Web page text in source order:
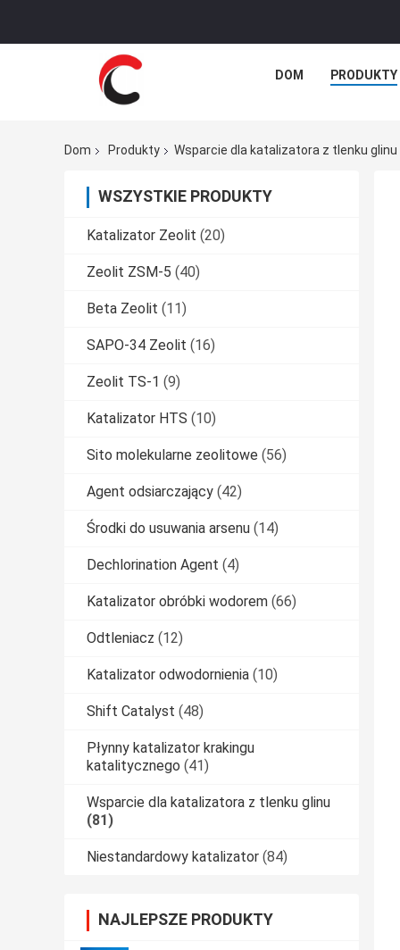
DOM PRODUKTY
Dom Produkty Wsparcie dla katalizatora z tlenku glinu
WSZYSTKIE PRODUKTY
Katalizator Zeolit (20)
Zeolit ​​ZSM-5 (40)
Beta Zeolit (11)
SAPO-34 Zeolit (16)
Zeolit ​​TS-1 (9)
Katalizator HTS (10)
Sito molekularne zeolitowe (56)
Agent odsiarczający (42)
Środki do usuwania arsenu (14)
Dechlorination Agent (4)
Katalizator obróbki wodorem (66)
Odtleniacz (12)
Katalizator odwodornienia (10)
Shift Catalyst (48)
Płynny katalizator krakingu
katalitycznego (41)
Wsparcie dla katalizatora z tlenku glinu
(81)
Niestandardowy katalizator (84)
NAJLEPSZE PRODUKTY